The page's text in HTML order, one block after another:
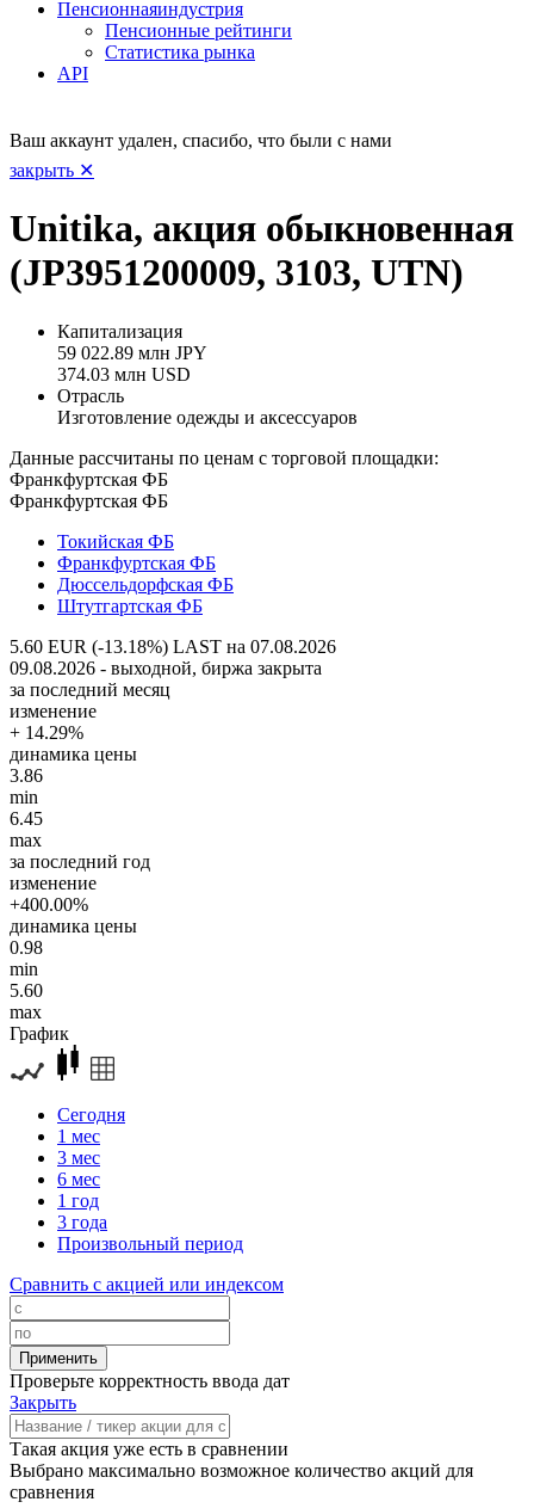
Пенсионнаяиндустрия
Пенсионные рейтинги
Статистика рынка
API
Ваш аккаунт удален, спасибо, что были с нами
закрыть ✕
Unitika, акция обыкновенная
(JP3951200009, 3103, UTN)
Капитализация
59 022.89 млн JPY
374.03 млн USD
Отрасль
Изготовление одежды и аксессуаров
Данные рассчитаны по ценам с торговой площадки:
Франкфуртская ФБ
Франкфуртская ФБ
Токийская ФБ
Франкфуртская ФБ
Дюссельдорфская ФБ
Штутгартская ФБ
5.60 EUR (-13.18%) LAST на 07.08.2026
09.08.2026 - выходной, биржа закрыта
за последний месяц
изменение
+ 14.29%
динамика цены
3.86
min
6.45
max
за последний год
изменение
+400.00%
динамика цены
0.98
min
5.60
max
График
Сегодня
1 мес
3 мес
6 мес
1 год
3 года
Произвольный период
Сравнить с акцией или индексом
Проверьте корректность ввода дат
Закрыть
Такая акция уже есть в сравнении
Выбрано максимально возможное количество акций для
сравнения